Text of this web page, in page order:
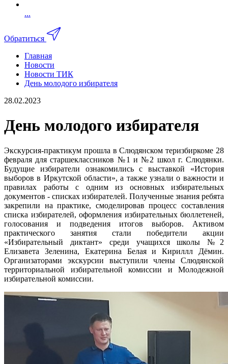
...
Обратиться
Главная
Новости
Новости ТИК
День молодого избирателя
28.02.2023
День молодого избирателя
Экскурсия-практикум прошла в Слюдянском теризбиркоме 28
февраля для старшеклассников №1 и №2 школ г. Слюдянки.
Будущие избиратели ознакомились с выставкой «История
выборов в Иркутской области», а также узнали о важности и
правилах работы с одним из основных избирательных
документов - списках избирателей. Полученные знания ребята
закрепили на практике, смоделировав процесс составления
списка избирателей, оформления избирательных бюллетеней,
голосования и подведения итогов выборов. Активом
практического занятия стали победители акции
«Избирательный диктант» среди учащихся школы №2
Елизавета Зеленина, Екатерина Белая и Кириллл Дёмин.
Организаторами экскурсии выступили члены Слюдянской
территориальной избирательной комиссии и Молодежной
избирательной комиссии.